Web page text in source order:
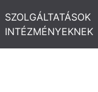
SZOLGÁLTATÁSOK
INTÉZMÉNYEKNEK